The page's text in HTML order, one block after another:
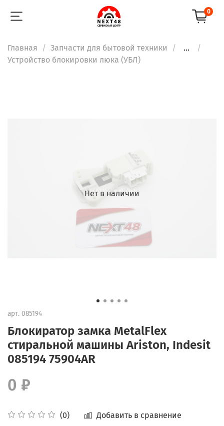
0
Главная Запчасти для бытовой техники
...
Устройство блокировки люка (УБЛ)
Нет в наличии
арт. 085194
Блокиратор замка MetalFlex
стиральной машины Ariston, Indesit
085194 75904AR
(0) Добавить в сравнение
0 ₽